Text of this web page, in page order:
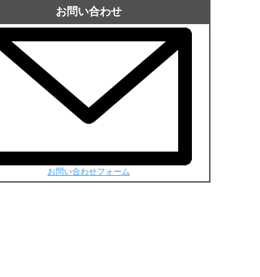
ブ
お問い合わせ
お問い合わせフォーム